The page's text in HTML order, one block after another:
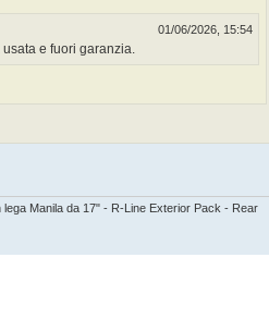
01/06/2026, 15:54
e fuori garanzia.
Manila da 17" - R-Line Exterior Pack - Rear